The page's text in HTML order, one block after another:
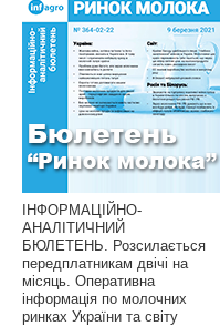
ІНФОРМАЦІЙНО-
АНАЛІТИЧНИЙ
БЮЛЕТЕНЬ. Розсилається
передплатникам двічі на
місяць. Оперативна
інформація по молочних
ринках України та світу